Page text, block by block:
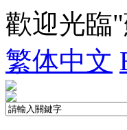
歡迎光臨
繁体中文